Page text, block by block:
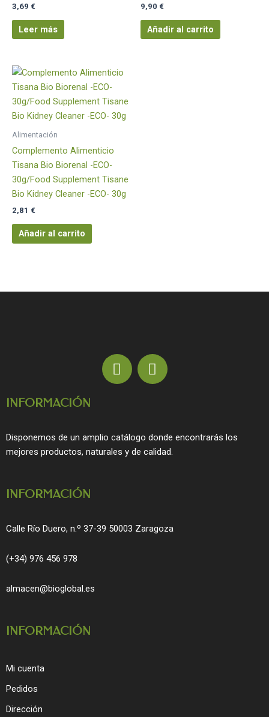
3,69 €
Leer más
9,90 €
Añadir al carrito
Alimentación
Complemento Alimenticio
Tisana Bio Biorenal -ECO-
30g/Food Supplement Tisane
Bio Kidney Cleaner -ECO- 30g
2,81 €
Añadir al carrito
F
a
o
o
I
n
g
r
INFORMACIÓN
Disponemos de un amplio catálogo donde encontrarás los
mejores productos, naturales y de calidad.
INFORMACIÓN
Calle Río Duero, n.º 37-39 50003 Zaragoza
(+34) 976 456 978
almacen@bioglobal.es
INFORMACIÓN
Mi cuenta
Pedidos
Dirección